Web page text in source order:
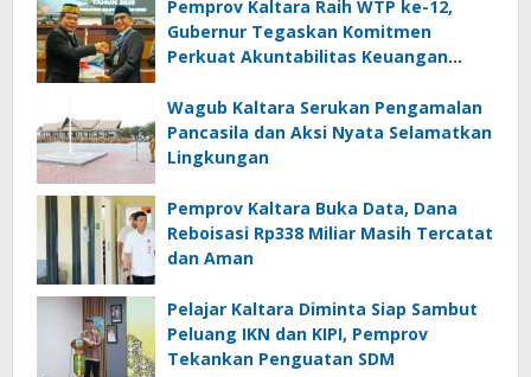
Pemprov Kaltara Raih WTP ke-12,
Gubernur Tegaskan Komitmen
Perkuat Akuntabilitas Keuangan
Wagub Kaltara Serukan Pengamalan
Pancasila dan Aksi Nyata Selamatkan
Lingkungan
Pemprov Kaltara Buka Data, Dana
Reboisasi Rp338 Miliar Masih Tercatat
dan Aman
Pelajar Kaltara Diminta Siap Sambut
Peluang IKN dan KIPI, Pemprov
Tekankan Penguatan SDM